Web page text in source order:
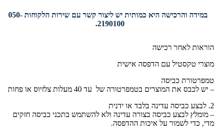
במידה והרכישה היא כמותית יש ליצור קשר עם שירות הלקוחות 050-
2190100.
הוראות לאחר רכישה
מוצרי טקסטיל עם הדפסה אישית
טמפרטורת כביסה
– יש לכבס את המוצרים בטמפרטורה של עד 40 מעלות צלזיוס או פחות
2. לבצע כביסה עדינה בלבד או ידנית
– מומלץ לבצע כביסה בצורה עדינה ולא להשתמש בתכני כביסה חזקים
מדי, כדי לשמור על איכות ההדפסה.